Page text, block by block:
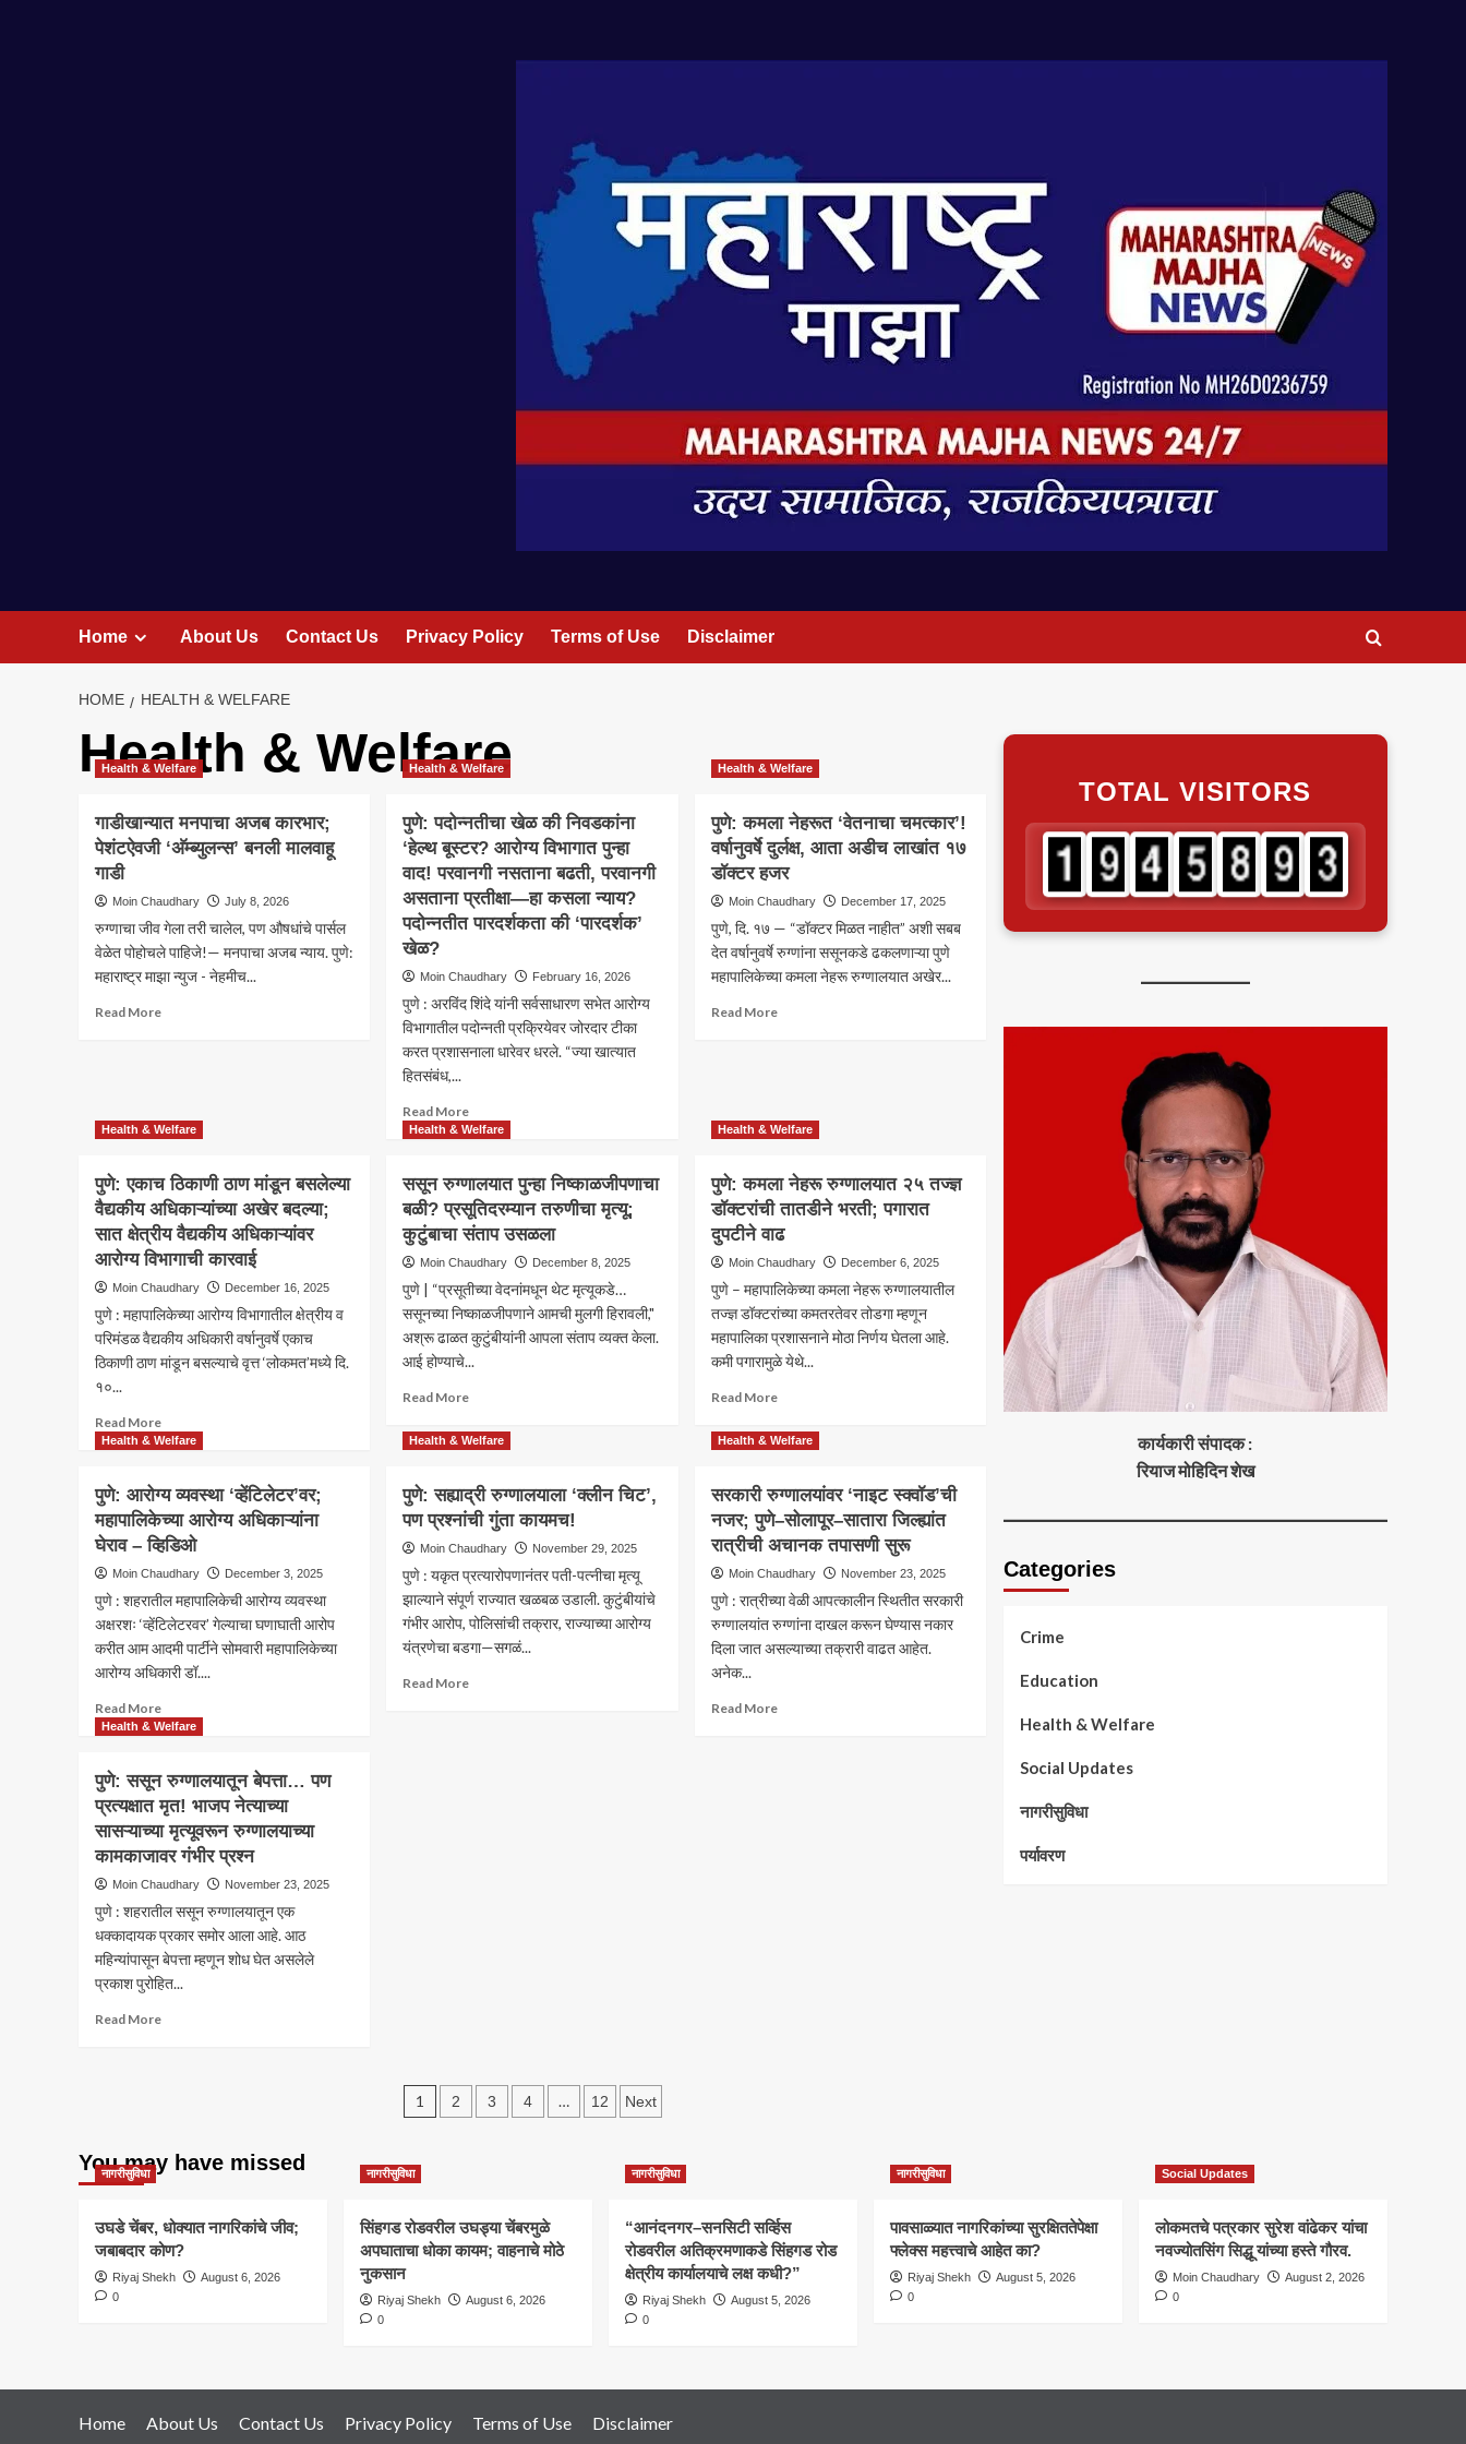
Home About Us Contact Us Privacy Policy Terms of Use Disclaimer
HOME HEALTH & WELFARE
Health & Welfare
Health & Welfare
गाडीखान्यात मनपाचा अजब कारभार;
पेशंटऐवजी ‘अ‍ॅम्ब्युलन्स’ बनली मालवाहू
गाडी
Moin Chaudhary July 8, 2026
रुग्णाचा जीव गेला तरी चालेल, पण औषधांचे पार्सल
वेळेत पोहोचले पाहिजे!— मनपाचा अजब न्याय. पुणे:
महाराष्ट्र माझा न्युज - नेहमीच...
Read MoreRead
कारभार;
‘अ‍ॅम्ब्युलन्स’
बनली
मालवाहू
गाडी
Health & Welfare
पुणे: पदोन्नतीचा खेळ की निवडकांना
‘हेल्थ बूस्टर? आरोग्य विभागात पुन्हा
वाद! परवानगी नसताना बढती, परवानगी
असताना प्रतीक्षा—हा कसला न्याय?
पदोन्नतीत पारदर्शकता की ‘पारदर्शक’
खेळ?
Moin Chaudhary February 16, 2026
पुणे : अरविंद शिंदे यांनी सर्वसाधारण सभेत आरोग्य
विभागातील पदोन्नती प्रक्रियेवर जोरदार टीका
करत प्रशासनाला धारेवर धरले. “ज्या खात्यात
हितसंबंध,...
Read MoreRead
more
पदोन्नतीचा
खेळ
की
निवडकांना
बूस्टर?
आरोग्य
विभागात
परवानगी
बढती,
असताना
प्रतीक्षा
—
हा
कसला
न्याय?
पदोन्नतीत
पारदर्शकता
की
खेळ?
Health & Welfare
पुणे: कमला नेहरूत ‘वेतनाचा चमत्कार’!
वर्षानुवर्षे दुर्लक्ष, आता अडीच लाखांत १७
डॉक्टर हजर
Moin Chaudhary December 17, 2025
पुणे, दि. १७ — “डॉक्टर मिळत नाहीत” अशी सबब
देत वर्षानुवर्षे रुग्णांना ससूनकडे ढकलणाऱ्या पुणे
महापालिकेच्या कमला नेहरू रुग्णालयात अखेर...
Read MoreRead
‘वेतनाचा
वर्षानुवर्षे
दुर्लक्ष,
आता
अडीच
लाखांत
१७
डॉक्टर
हजर
Health & Welfare
पुणे: एकाच ठिकाणी ठाण मांडून बसलेल्या
वैद्यकीय अधिकाऱ्यांच्या अखेर बदल्या;
सात क्षेत्रीय वैद्यकीय अधिकाऱ्यांवर
आरोग्य विभागाची कारवाई
Moin Chaudhary December 16, 2025
पुणे : महापालिकेच्या आरोग्य विभागातील क्षेत्रीय व
परिमंडळ वैद्यकीय अधिकारी वर्षानुवर्षे एकाच
ठिकाणी ठाण मांडून बसल्याचे वृत्त ‘लोकमत’मध्ये दि.
१०...
Read MoreRead
more
एकाच
ठिकाणी
ठाण
बसलेल्या
वैद्यकीय
अधिकाऱ्यांच्या
अखेर
बदल्या;
क्षेत्रीय
वैद्यकीय
आरोग्य
विभागाची
कारवाई
Health & Welfare
ससून रुग्णालयात पुन्हा निष्काळजीपणाचा
बळी? प्रसूतिदरम्यान तरुणीचा मृत्यू;
कुटुंबाचा संताप उसळला
Moin Chaudhary December 8, 2025
पुणे | “प्रसूतीच्या वेदनांमधून थेट मृत्यूकडे…
ससूनच्या निष्काळजीपणाने आमची मुलगी हिरावली,"
अश्रू ढाळत कुटुंबीयांनी आपला संताप व्यक्त केला.
आई होण्याचे...
Read MoreRead
about
पुन्हा
निष्काळजीपणाचा
प्रसूतिदरम्यान
तरुणीचा
मृत्यू;
कुटुंबाचा
संताप
Health & Welfare
पुणे: कमला नेहरू रुग्णालयात २५ तज्ज्ञ
डॉक्टरांची तातडीने भरती; पगारात
दुपटीने वाढ
Moin Chaudhary December 6, 2025
पुणे – महापालिकेच्या कमला नेहरू रुग्णालयातील
तज्ज्ञ डॉक्टरांच्या कमतरतेवर तोडगा म्हणून
महापालिका प्रशासनाने मोठा निर्णय घेतला आहे.
कमी पगारामुळे येथे...
Read MoreRead
about
नेहरू
रुग्णालयात
२५
डॉक्टरांची
तातडीने
भरती;
पगारात
Health & Welfare
पुणे: आरोग्य व्यवस्था ‘व्हेंटिलेटर’वर;
महापालिकेच्या आरोग्य अधिकाऱ्यांना
घेराव – व्हिडिओ
Moin Chaudhary December 3, 2025
पुणे : शहरातील महापालिकेची आरोग्य व्यवस्था
अक्षरशः ‘व्हेंटिलेटरवर’ गेल्याचा घणाघाती आरोप
करीत आम आदमी पार्टीने सोमवारी महापालिकेच्या
आरोग्य अधिकारी डॉ....
Read MoreRead
more
आरोग्य
व्यवस्था
‘व्हेंटिलेटर’वर;
महापालिकेच्या
अधिकाऱ्यांना
घेराव
–
व्हिडिओ
Health & Welfare
पुणे: सह्याद्री रुग्णालयाला ‘क्लीन चिट’,
पण प्रश्नांची गुंता कायमच!
Moin Chaudhary November 29, 2025
पुणे : यकृत प्रत्यारोपणानंतर पती-पत्नीचा मृत्यू
झाल्याने संपूर्ण राज्यात खळबळ उडाली. कुटुंबीयांचे
गंभीर आरोप, पोलिसांची तक्रार, राज्याच्या आरोग्य
यंत्रणेचा बडगा—सगळं...
Read MoreRead
Health & Welfare
सरकारी रुग्णालयांवर ‘नाइट स्क्वॉड’ची
नजर; पुणे–सोलापूर–सातारा जिल्ह्यांत
रात्रीची अचानक तपासणी सुरू
Moin Chaudhary November 23, 2025
पुणे : रात्रीच्या वेळी आपत्कालीन स्थितीत सरकारी
रुग्णालयांत रुग्णांना दाखल करून घेण्यास नकार
दिला जात असल्याच्या तक्रारी वाढत आहेत.
अनेक...
Read MoreRead
Health & Welfare
पुणे: ससून रुग्णालयातून बेपत्ता… पण
प्रत्यक्षात मृत! भाजप नेत्याच्या
सासऱ्याच्या मृत्यूवरून रुग्णालयाच्या
कामकाजावर गंभीर प्रश्न
Moin Chaudhary November 23, 2025
पुणे : शहरातील ससून रुग्णालयातून एक
धक्कादायक प्रकार समोर आला आहे. आठ
महिन्यांपासून बेपत्ता म्हणून शोध घेत असलेले
प्रकाश पुरोहित...
Read MoreRead
पण
भाजप
नेत्याच्या
मृत्यूवरून
Posts
1 2 3 4 … 12 Next
TOTAL VISITORS
कार्यकारी संपादक :
रियाज मोहिदिन शेख
Categories
Crime
Education
Health & Welfare
Social Updates
नागरीसुविधा
पर्यावरण
You may have missed
नागरीसुविधा
उघडे चेंबर, धोक्यात नागरिकांचे जीव;
जबाबदार कोण?
Riyaj Shekh
August 6, 2026
0
नागरीसुविधा
सिंहगड रोडवरील उघड्या चेंबरमुळे
अपघाताचा धोका कायम; वाहनाचे मोठे
नुकसान
Riyaj Shekh
August 6, 2026
0
नागरीसुविधा
“आनंदनगर–सनसिटी सर्व्हिस
रोडवरील अतिक्रमणाकडे सिंहगड रोड
क्षेत्रीय कार्यालयाचे लक्ष कधी?”
Riyaj Shekh
August 5, 2026
0
नागरीसुविधा
पावसाळ्यात नागरिकांच्या सुरक्षिततेपेक्षा
फ्लेक्स महत्त्वाचे आहेत का?
Riyaj Shekh
August 5, 2026
0
Social Updates
लोकमतचे पत्रकार सुरेश वांढेकर यांचा
नवज्योतसिंग सिद्धू यांच्या हस्ते गौरव.
Moin Chaudhary
August 2, 2026
0
Home About Us Contact Us Privacy Policy Terms of Use Disclaimer